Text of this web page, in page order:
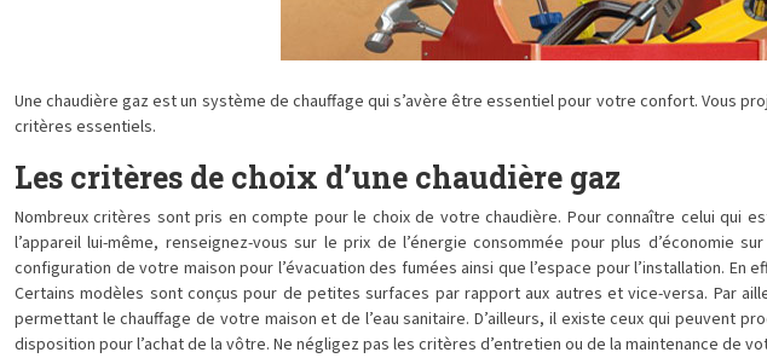
Une chaudière gaz est un système de chauffage qui s’avère être essentiel pour votre confort. Vous
critères essentiels.
Les critères de choix d’une chaudière gaz
Nombreux critères sont pris en compte pour le choix de votre chaudière. Pour connaître celui qui
l’appareil lui-même, renseignez-vous sur le prix de l’énergie consommée pour plus
configuration de votre maison pour l’évacuation des fumées ainsi que l’espace pour l’installation. En
Certains modèles sont conçus pour de petites surfaces par rapport aux autres et vice-versa. Par
permettant le chauffage de votre maison et de l’eau sanitaire. D’ailleurs, il existe ceux qui peuvent
disposition pour l’achat de la vôtre. Ne négligez pas les critères d’entretien ou de la maintenance de